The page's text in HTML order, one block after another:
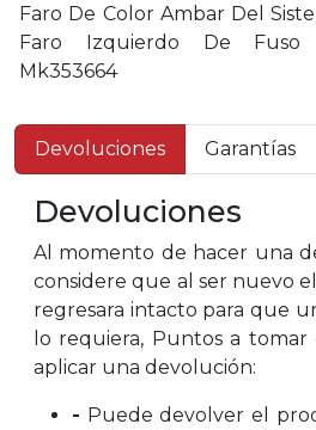
Faro De Color Ambar Del
Faro Izquierdo De Fuso
Mk353664
Devoluciones Garantías
Devoluciones
Al momento de hacer una
considere que al ser nuevo
regresara intacto para que
lo requiera, Puntos a tomar
aplicar una devolución:
- Puede devolver el